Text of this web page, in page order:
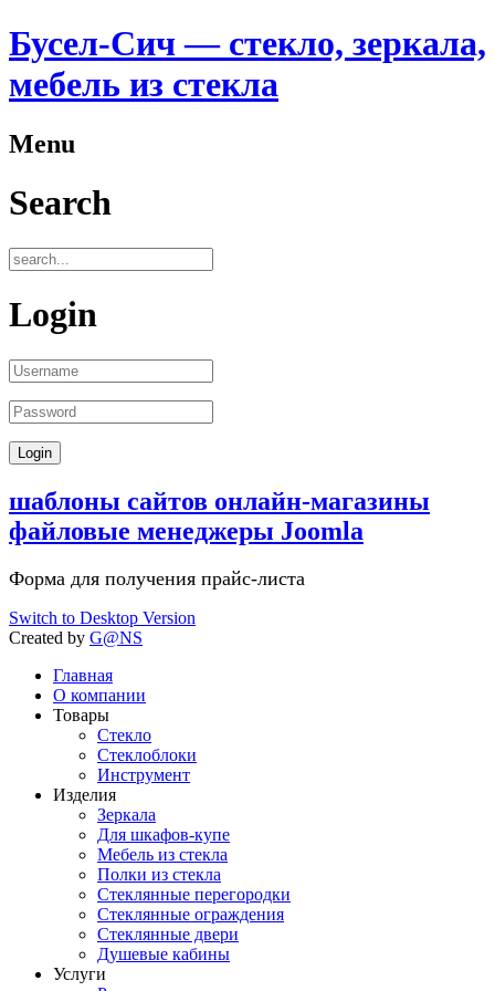
Бусел-Сич — стекло, зеркала,
мебель из стекла
Menu
Search
Login
шаблоны сайтов онлайн-магазины
файловые менеджеры Joomla
Форма для получения прайс-листа
Switch to Desktop Version
Created by G@NS
Главная
О компании
Товары
Стекло
Стеклоблоки
Инструмент
Изделия
Зеркала
Для шкафов-купе
Мебель из стекла
Полки из стекла
Стеклянные перегородки
Стеклянные ограждения
Стеклянные двери
Душевые кабины
Услуги